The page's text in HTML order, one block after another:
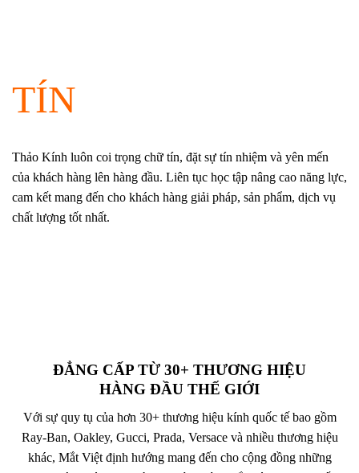
TÍN
Thảo Kính luôn coi trọng chữ tín, đặt sự tín nhiệm và yên mến
của khách hàng lên hàng đầu. Liên tục học tập nâng cao năng lực,
cam kết mang đến cho khách hàng giải pháp, sản phẩm, dịch vụ
chất lượng tốt nhất.
ĐẲNG CẤP TỪ 30+ THƯƠNG HIỆU
HÀNG ĐẦU THẾ GIỚI
Với sự quy tụ của hơn 30+ thương hiệu kính quốc tế bao gồm
Ray-Ban, Oakley, Gucci, Prada, Versace và nhiều thương hiệu
khác, Mắt Việt định hướng mang đến cho cộng đồng những